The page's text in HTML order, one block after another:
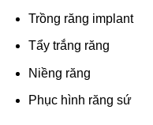
Trồng răng implant
Tẩy trắng răng
Niềng răng
Phục hình răng sứ